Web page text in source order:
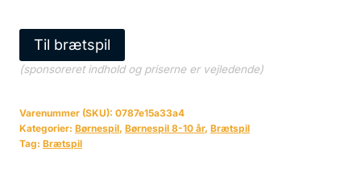
Til brætspil
(sponsoreret indhold og priserne er vejledende)
Varenummer (SKU): 0787e15a33a4
Kategorier: Børnespil, Børnespil 8-10 år, Brætspil
Tag: Brætspil